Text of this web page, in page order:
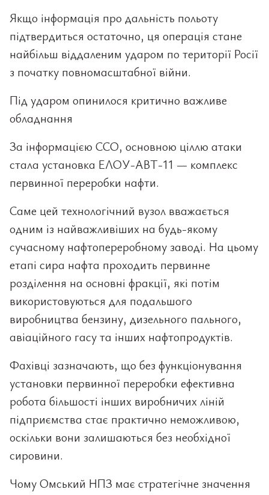
Якщо інформація про дальність польоту
підтвердиться остаточно, ця операція стане
найбільш віддаленим ударом по території Росії
з початку повномасштабної війни.
Під ударом опинилося критично важливе
обладнання
За інформацією ССО, основною ціллю атаки
стала установка ЕЛОУ-АВТ-11 — комплекс
первинної переробки нафти.
Саме цей технологічний вузол вважається
одним із найважливіших на будь-якому
сучасному нафтопереробному заводі. На цьому
етапі сира нафта проходить первинне
розділення на основні фракції, які потім
використовуються для подальшого
виробництва бензину, дизельного пального,
авіаційного гасу та інших нафтопродуктів.
Фахівці зазначають, що без функціонування
установки первинної переробки ефективна
робота більшості інших виробничих ліній
підприємства стає практично неможливою,
оскільки вони залишаються без необхідної
сировини.
Чому Омський НПЗ має стратегічне значення